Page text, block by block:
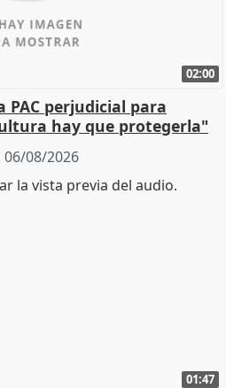
02:00
PAC perjudicial para
hay que protegerla"
06/08/2026
01:47